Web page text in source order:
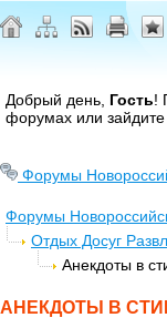
Добрый день, Гость!
форумах или
Форумы
Форумы
Отдых Досуг
Анекдоты в
АНЕКДОТЫ В